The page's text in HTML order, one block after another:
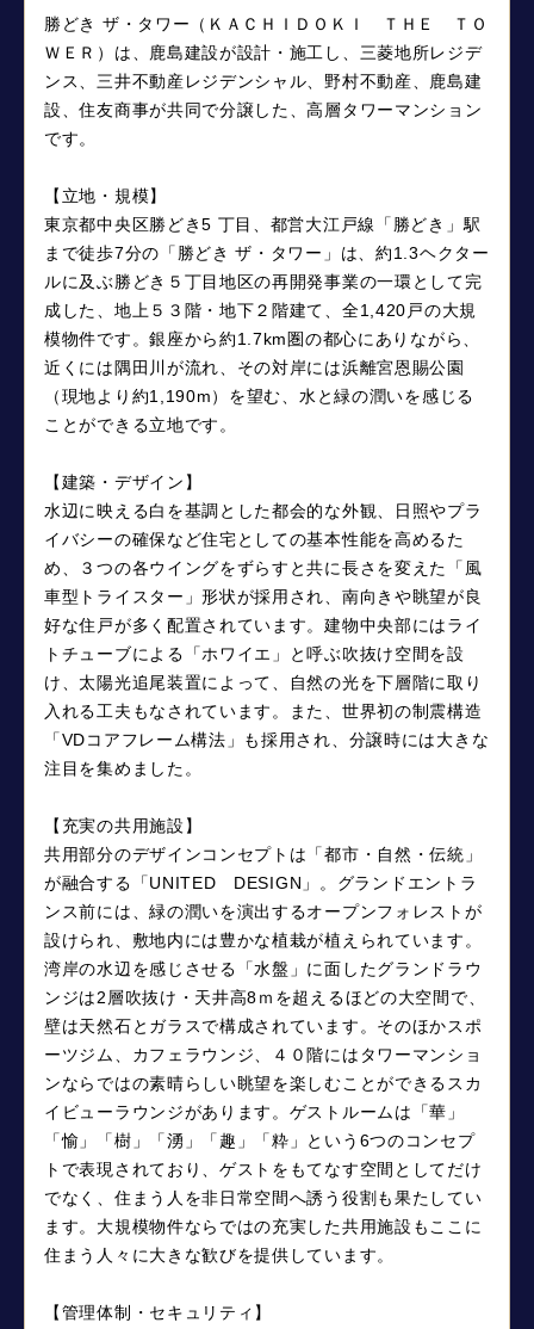
勝どき ザ・タワー（ＫＡＣＨＩＤＯＫＩ ＴＨＥ ＴＯ
ＷＥＲ）は、鹿島建設が設計・施工し、三菱地所レジデ
ンス、三井不動産レジデンシャル、野村不動産、鹿島建
設、住友商事が共同で分譲した、高層タワーマンション
です。
【立地・規模】
東京都中央区勝どき5 丁目、都営大江戸線「勝どき」駅
まで徒歩7分の「勝どき ザ・タワー」は、約1.3ヘクター
ルに及ぶ勝どき５丁目地区の再開発事業の一環として完
成した、地上５３階・地下２階建て、全1,420戸の大規
模物件です。銀座から約1.7km圏の都心にありながら、
近くには隅田川が流れ、その対岸には浜離宮恩賜公園
（現地より約1,190m）を望む、水と緑の潤いを感じる
ことができる立地です。
【建築・デザイン】
水辺に映える白を基調とした都会的な外観、日照やプラ
イバシーの確保など住宅としての基本性能を高めるた
め、３つの各ウイングをずらすと共に長さを変えた「風
車型トライスター」形状が採用され、南向きや眺望が良
好な住戸が多く配置されています。建物中央部にはライ
トチューブによる「ホワイエ」と呼ぶ吹抜け空間を設
け、太陽光追尾装置によって、自然の光を下層階に取り
入れる工夫もなされています。また、世界初の制震構造
「VDコアフレーム構法」も採用され、分譲時には大きな
注目を集めました。
【充実の共用施設】
共用部分のデザインコンセプトは「都市・自然・伝統」
が融合する「UNITED DESIGN」。グランドエントラ
ンス前には、緑の潤いを演出するオープンフォレストが
設けられ、敷地内には豊かな植栽が植えられています。
湾岸の水辺を感じさせる「水盤」に面したグランドラウ
ンジは2層吹抜け・天井高8ｍを超えるほどの大空間で、
壁は天然石とガラスで構成されています。そのほかスポ
ーツジム、カフェラウンジ、４０階にはタワーマンショ
ンならではの素晴らしい眺望を楽しむことができるスカ
イビューラウンジがあります。ゲストルームは「華」
「愉」「樹」「湧」「趣」「粋」という6つのコンセプ
トで表現されており、ゲストをもてなす空間としてだけ
でなく、住まう人を非日常空間へ誘う役割も果たしてい
ます。大規模物件ならではの充実した共用施設もここに
住まう人々に大きな歓びを提供しています。
【管理体制・セキュリティ】